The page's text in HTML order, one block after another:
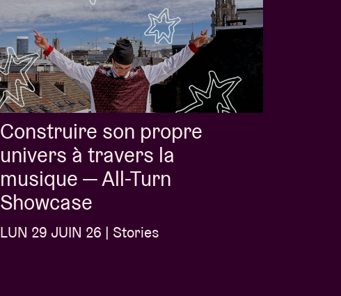
Construire son propre
univers à travers la
musique — All-Turn
Showcase
LUN 29 JUIN 26 | Stories